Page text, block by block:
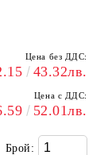
Цена без ДДС:
43.32лв.
Цена с ДДС:
52.01лв.
Брой: